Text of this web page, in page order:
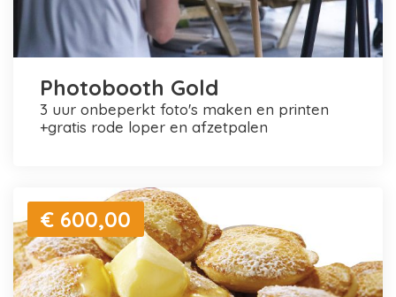
Photobooth Gold
3 uur onbeperkt foto's maken en printen
+gratis rode loper en afzetpalen
€ 600,00